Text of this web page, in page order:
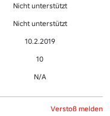
Nicht unterstützt
Nicht unterstützt
10.2.2019
10
N/A
Verstoß melden